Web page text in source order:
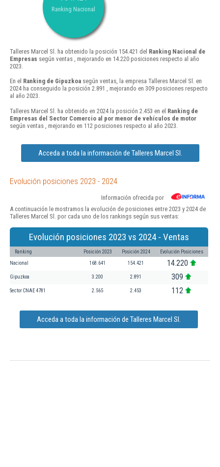
Ranking Nacional
Talleres Marcel Sl. ha obtenido la posición 154.421 del Ranking Nacional de
Empresas según ventas , mejorando en 14.220 posiciones respecto al año
2023.
En el Ranking de Gipuzkoa según ventas, la empresa Talleres Marcel Sl. en
2024 ha conseguido la posición 2.891 , mejorando en 309 posiciones respecto
al año 2023.
Talleres Marcel Sl. ha obtenido en 2024 la posición 2.453 en el Ranking de
Empresas del Sector Comercio al por menor de vehículos de motor
según ventas , mejorando en 112 posiciones respecto al año 2023.
Acceda a toda la información de Talleres Marcel Sl.
Evolución posiciones 2023 - 2024
Información ofrecida por
A continuación le mostramos la evolución de posiciones entre 2023 y 2024 de
Talleres Marcel Sl. por cada uno de los rankings según sus ventas:
Evolución posiciones 2023 vs 2024 - Ventas
Ranking Posición 2023 Posición 2024 Evolución Posiciones
Nacional 168.641 154.421 14.220
Gipuzkoa 3.200 2.891 309
Sector CNAE 4781 2.565 2.453 112
Acceda a toda la información de Talleres Marcel Sl.